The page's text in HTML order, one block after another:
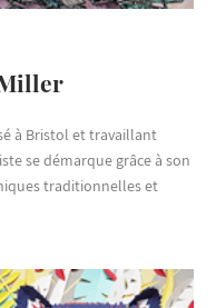
à Bristol et travaillant
se démarque grâce à son
traditionnelles et